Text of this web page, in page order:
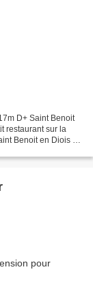
D+ Saint Benoit
Benoit en Diois La